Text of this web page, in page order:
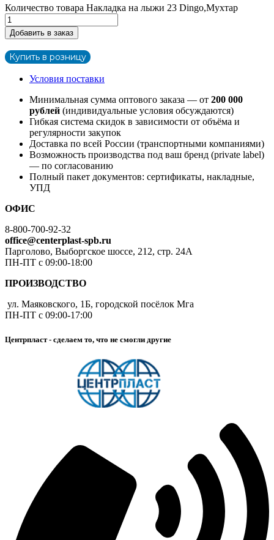
Количество товара Накладка на лыжи 23 Dingo,Мухтар
Добавить в заказ
Купить в розницу
Условия поставки
Минимальная сумма оптового заказа — от 200 000
рублей (индивидуальные условия обсуждаются)
Гибкая система скидок в зависимости от объёма и
регулярности закупок
Доставка по всей России (транспортными компаниями)
Возможность производства под ваш бренд (private label)
— по согласованию
Полный пакет документов: сертификаты, накладные,
УПД
ОФИС
8-800-700-92-32
office@centerplast-spb.ru
Парголово, Выборгское шоссе, 212, стр. 24А
ПН-ПТ с 09:00-18:00
ПРОИЗВОДСТВО
ул. Маяковского, 1Б, городской посёлок Мга
ПН-ПТ с 09:00-17:00
Центрпласт - сделаем то, что не смогли другие